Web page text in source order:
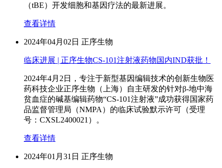
（tBE）开发细胞和基因疗法的最新进展。
查看详情
2024年04月02日 正序生物
临床进展 | 正序生物CS-101注射液药物国内IND获批！
2024年4月2日，专注于新型基因编辑技术的创新生物医
药科技企业正序生物（上海）自主研发的针对β-地中海
贫血症的碱基编辑药物“CS-101注射液”成功获得国家药
品监督管理局（NMPA）的临床试验默示许可（受理
号：CXSL2400021）。
查看详情
2024年01月31日 正序生物